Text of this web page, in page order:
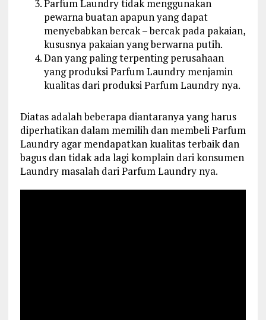
Parfum Laundry tidak menggunakan
pewarna buatan apapun yang dapat
menyebabkan bercak – bercak pada pakaian,
kususnya pakaian yang berwarna putih.
Dan yang paling terpenting perusahaan
yang produksi Parfum Laundry menjamin
kualitas dari produksi Parfum Laundry nya.
Diatas adalah beberapa diantaranya yang harus
diperhatikan dalam memilih dan membeli Parfum
Laundry agar mendapatkan kualitas terbaik dan
bagus dan tidak ada lagi komplain dari konsumen
Laundry masalah dari Parfum Laundry nya.